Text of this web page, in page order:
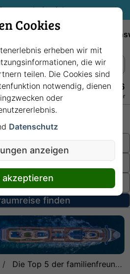
sichern.
+49 228 3875 7256
Persönlich · Kostenlos · Täglich 08–22 Uhr
finden
Die Top 5 der familienfreundlichsten Kreuzfahrtschiffe
Cookies
erheben wir mit
die wir
teilen. Die Cookies sind
notwendig, dienen
oder
Datenschutz
anzeigen
akzeptieren